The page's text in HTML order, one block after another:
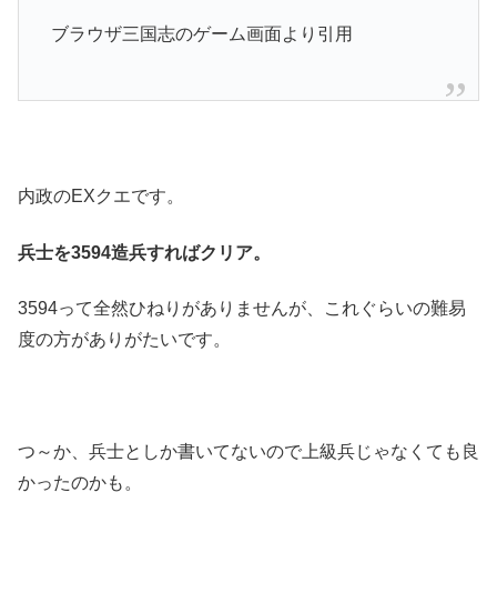
ブラウザ三国志のゲーム画面より引用
内政のEXクエです。
兵士を3594造兵すればクリア。
3594って全然ひねりがありませんが、これぐらいの難易
度の方がありがたいです。
つ～か、兵士としか書いてないので上級兵じゃなくても良
かったのかも。